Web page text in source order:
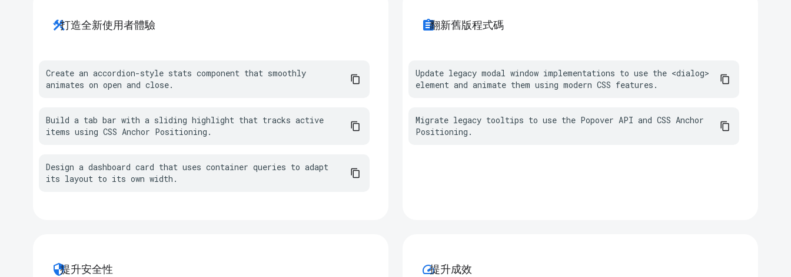
construction打造全新使用者體驗
Create an accordion-style stats component that smoothly
animates on open and close.
Build a tab bar with a sliding highlight that tracks active
items using CSS Anchor Positioning.
Design a dashboard card that uses container queries to adapt
its layout to its own width.
assignment翻新舊版程式碼
Update legacy modal window implementations to use the <dialog>
element and animate them using modern CSS features.
Migrate legacy tooltips to use the Popover API and CSS Anchor
Positioning.
security提升安全性 speed提升成效